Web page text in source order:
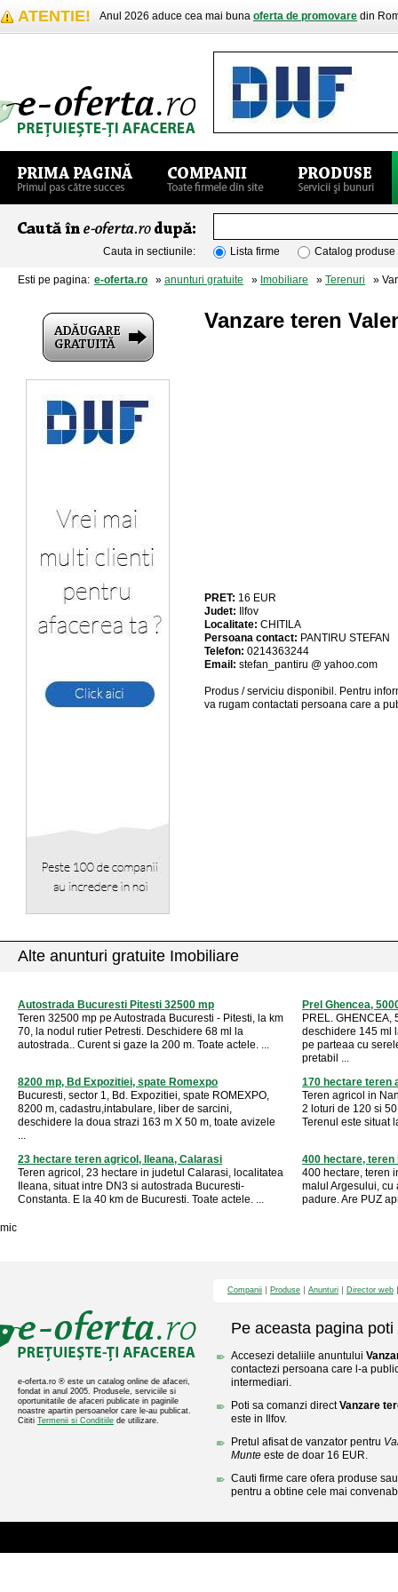
ATENTIE! Anul 2026 aduce cea mai buna oferta de promovare din
Cauta in sectiunile: Lista firme Catalog produse
Esti pe pagina: e-oferta.ro » anunturi gratuite » Imobiliare » Terenuri »
Vanzare teren
PRET: 16 EUR
Judet:
Ilfov
Localitate: CHITILA
Persoana contact: PANTIRU STEFAN
Telefon: 0214363244
Email: stefan_pantiru @ yahoo.com
Produs / serviciu disponibil . Pentru
va rugam contactati persoana care a
Alte anunturi gratuite Imobiliare
Autostrada Bucuresti Pitesti 32500 mp
Teren 32500 mp pe Autostrada Bucuresti - Pitesti, la km
70, la nodul rutier Petresti. Deschidere 68 ml la
autostrada.. Curent si gaze la 200 m. Toate actele. ...
Prel Ghencea,
PREL. GHENCEA,
deschidere 145 ml
pe parteaa cu
pretabil ...
8200 mp, Bd Expozitiei, spate Romexpo
Bucuresti, sector 1, Bd. Expozitiei, spate ROMEXPO,
8200 m, cadastru,intabulare, liber de sarcini,
deschidere la doua strazi 163 m X 50 m, toate avizele
...
170 hectare teren
Teren agricol in
2 loturi de 120 si
Terenul este situat
23 hectare teren agricol, Ileana, Calarasi
Teren agricol, 23 hectare in judetul Calarasi, localitatea
Ileana, situat intre DN3 si autostrada Bucuresti-
Constanta. E la 40 km de Bucuresti. Toate actele. ...
400 hectare,
400 hectare, teren
malul Argesului, cu
padure. Are PUZ
mic
e-oferta.ro ® este un catalog online de afaceri,
fondat in anul 2005. Produsele, serviciile si
oportunitatile de afaceri publicate in paginile
noastre apartin persoanelor care le-au publicat.
Cititi Termenii si Conditiile de utilizare.
Companii Produse Anunturi Director web
Pe aceasta pagina poti
Accesezi detaliile anuntului
contactezi persoana care l-a
intermediari.
Poti sa comanzi directVanzare
este in Ilfov.
Pretul afisat de vanzator pentru
Munte este de doar 16 EUR.
Cauti firme care ofera produse
pentru a obtine cele mai